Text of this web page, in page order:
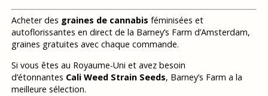
Acheter des graines de cannabis féminisées et
autoflorissantes en direct de la Barney’s Farm d’Amsterdam,
graines gratuites avec chaque commande.
Si vous êtes au Royaume-Uni et avez besoin
d’étonnantes Cali Weed Strain Seeds, Barney’s Farm a la
meilleure sélection.